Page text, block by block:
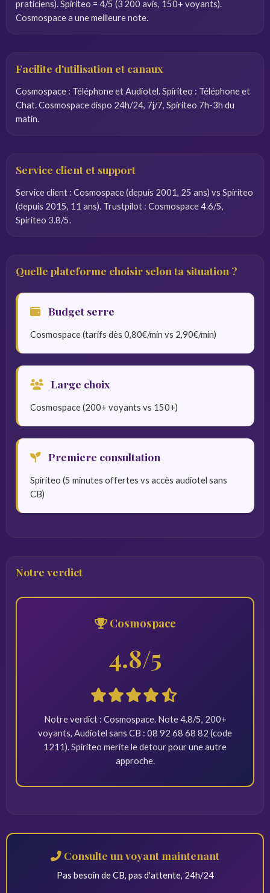
praticiens). Spiriteo = 4/5 (3 200 avis, 150+ voyants).
Cosmospace a une meilleure note.
Facilite d'utilisation et canaux
Cosmospace : Téléphone et Audiotel. Spiriteo : Téléphone et
Chat. Cosmospace dispo 24h/24, 7j/7, Spiriteo 7h-3h du
matin.
Service client et support
Service client : Cosmospace (depuis 2001, 25 ans) vs Spiriteo
(depuis 2015, 11 ans). Trustpilot : Cosmospace 4.6/5,
Spiriteo 3.8/5.
Quelle plateforme choisir selon ta situation ?
Budget serre
Cosmospace (tarifs dès 0,80€/min vs 2,90€/min)
Large choix
Cosmospace (200+ voyants vs 150+)
Premiere consultation
Spiriteo (5 minutes offertes vs accès audiotel sans
CB)
Notre verdict
Cosmospace
4.8/5
Notre verdict : Cosmospace. Note 4.8/5, 200+
voyants, Audiotel sans CB : 08 92 68 68 82 (code
1211). Spiriteo merite le detour pour une autre
approche.
Consulte un voyant maintenant
Pas besoin de CB, pas d'attente, 24h/24